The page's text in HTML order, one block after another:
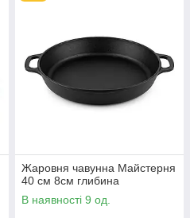
Жаровня чавунна Майстерня
40 см 8см глибина
В наявності 9 од.